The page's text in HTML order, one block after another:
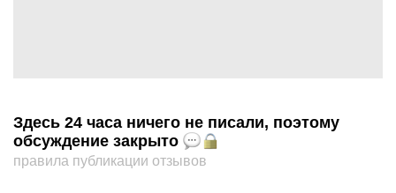
Здесь 24 часа ничего не писали, поэтому
обсуждение закрыто
правила публикации отзывов